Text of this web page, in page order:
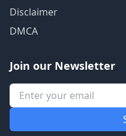
Disclaimer
DMCA
Join our Newsletter